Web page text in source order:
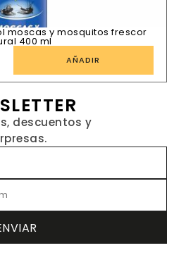
moscas y mosquitos frescor
400 ml
AÑADIR
descuentos y